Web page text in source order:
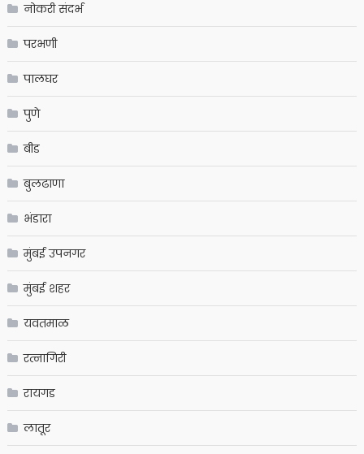
नोकरी संदर्भ
परभणी
पालघर
पुणे
बीड
बुलढाणा
भंडारा
मुंबई उपनगर
मुंबई शहर
यवतमाळ
रत्नागिरी
रायगड
लातूर